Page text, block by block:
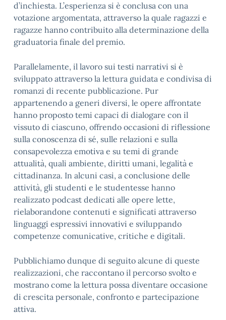
d’inchiesta. L’esperienza si è conclusa con una
votazione argomentata, attraverso la quale ragazzi e
ragazze hanno contribuito alla determinazione della
graduatoria finale del premio.
Parallelamente, il lavoro sui testi narrativi si è
sviluppato attraverso la lettura guidata e condivisa di
romanzi di recente pubblicazione. Pur
appartenendo a generi diversi, le opere affrontate
hanno proposto temi capaci di dialogare con il
vissuto di ciascuno, offrendo occasioni di riflessione
sulla conoscenza di sé, sulle relazioni e sulla
consapevolezza emotiva e su temi di grande
attualità, quali ambiente, diritti umani, legalità e
cittadinanza. In alcuni casi, a conclusione delle
attività, gli studenti e le studentesse hanno
realizzato podcast dedicati alle opere lette,
rielaborandone contenuti e significati attraverso
linguaggi espressivi innovativi e sviluppando
competenze comunicative, critiche e digitali.
Pubblichiamo dunque di seguito alcune di queste
realizzazioni, che raccontano il percorso svolto e
mostrano come la lettura possa diventare occasione
di crescita personale, confronto e partecipazione
attiva.